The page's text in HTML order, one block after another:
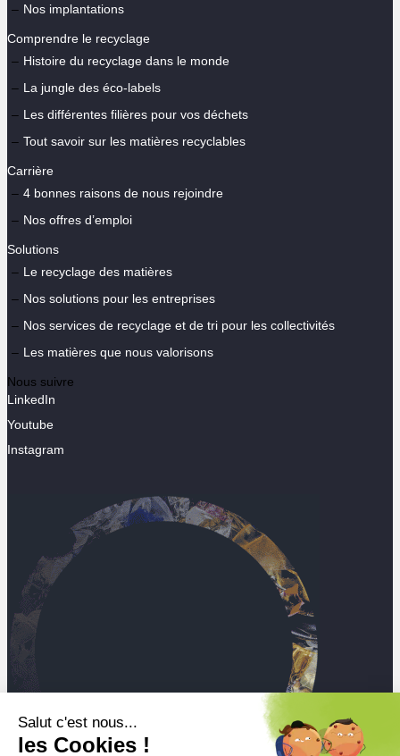
Salut c'est nous...
les Cookies !
Nos implantations
Comprendre le recyclage
Histoire du recyclage dans le monde
La jungle des éco-labels
Les différentes filières pour vos déchets
Tout savoir sur les matières recyclables
Carrière
4 bonnes raisons de nous rejoindre
Nos offres d’emploi
Solutions
Le recyclage des matières
Nos solutions pour les entreprises
Nos services de recyclage et de tri pour les collectivités
Les matières que nous valorisons
Nous suivre
LinkedIn
Youtube
Instagram